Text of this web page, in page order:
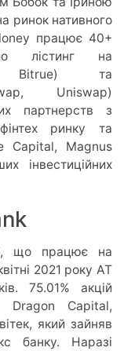
ринок нативного
працює 40+
лістинг на
Bitrue) та
Uniswap)
партнерств з
ринку та
Capital, Magnus
інвестиційних
що працює на
2021 року АТ
75.01% акцій
Dragon Capital,
який зайняв
банку. Наразі